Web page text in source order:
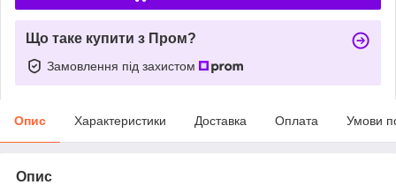
Що таке купити з Пром?
Замовлення під захистом
Опис Характеристики Доставка Оплата Умови
Опис